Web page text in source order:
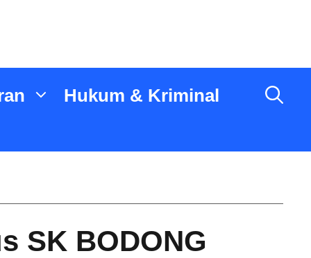
Hukum & Kriminal
SK BODONG